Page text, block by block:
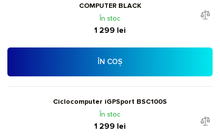
COMPUTER BLACK
În stoc
1 299 lei
ÎN COȘ
Ciclocomputer iGPSport BSC100S
În stoc
1 299 lei